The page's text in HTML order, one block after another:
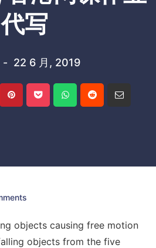
代写
22 6 月, 2019
objects causing free motion
objects from the five